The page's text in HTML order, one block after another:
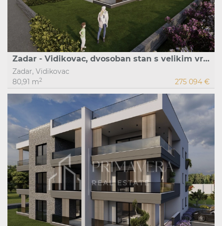
Zadar - Vidikovac, dvosoban stan s velikim vrtom u novogradnji, 80,91 m2, S3
Zadar, Vidikovac
80,91 m2 275 094 €